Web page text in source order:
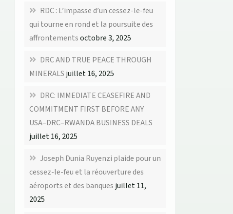
RDC : L’impasse d’un cessez-le-feu
qui tourne en rond et la poursuite des
affrontementsoctobre 3, 2025
DRC AND TRUE PEACE THROUGH
MINERALS juillet 16, 2025
DRC: IMMEDIATE CEASEFIRE AND
COMMITMENT FIRST BEFORE ANY
USA–DRC–RWANDA BUSINESS DEALS
juillet 16, 2025
Joseph Dunia Ruyenzi plaide pour un
cessez-le-feu et la réouverture des
aéroports et des banques juillet 11,
2025